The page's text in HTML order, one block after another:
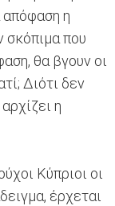
απόφαση η
σκόπιμα που
θα βγουν οι
Διότι δεν
η
Κύπριοι οι
έρχεται